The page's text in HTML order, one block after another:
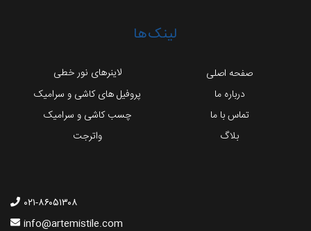
لینک‌ها
صفحه اصلی
لاینرهای نور خطی
درباره ما
پروفیل های کاشی و سرامیک
تماس با ما
چسب کاشی و سرامیک
بلاگ
واترجت
۰۲۱-۸۶۰۵۱۳۰۸
info@artemistile.com